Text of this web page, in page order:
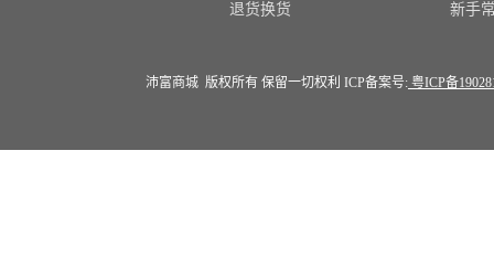
退货换货
新手
沛富商城 版权所有 保留一切权利 ICP备案号: 粤ICP备